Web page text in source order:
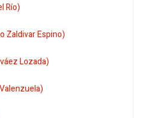
Río)
Zaldivar Espino)
Lozada)